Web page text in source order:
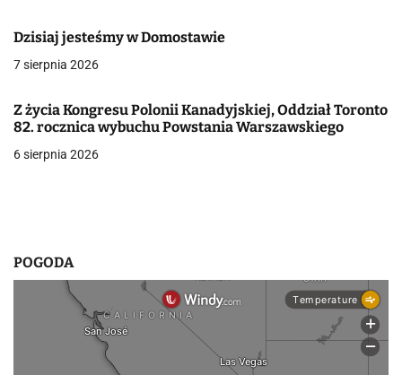
w
p
u
Dzisiaj jesteśmy w Domostawie
7 sierpnia 2026
Z życia Kongresu Polonii Kanadyjskiej, Oddział Toronto
82. rocznica wybuchu Powstania Warszawskiego
6 sierpnia 2026
POGODA